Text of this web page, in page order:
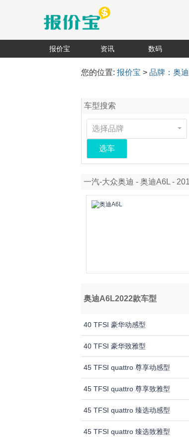
报价宝 资讯 数码
您的位置:报价宝 >品牌：奥迪
车型搜索
选择品牌
选车
一汽-大众奥迪 - 奥迪A6L -
奥迪A6L2022款车型
40 TFSI 豪华动感型
40 TFSI 豪华致雅型
45 TFSI quattro 尊享动感型
45 TFSI quattro 尊享致雅型
45 TFSI quattro 臻选动感型
45 TFSI quattro 臻选致雅型